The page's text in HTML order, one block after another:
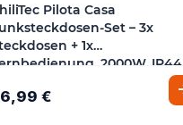
Pilota Casa
Set – 3x
+ 1x
2000W, IP44
€